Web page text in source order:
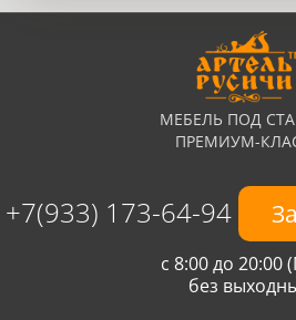
МЕБЕЛЬ ПОД
ПРЕМИУМ-
+7(933) 173-64-94
с 8:00 до 20:00
без